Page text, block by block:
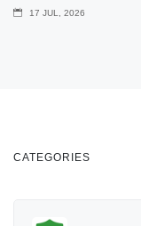
17 JUL, 2026
CATEGORIES